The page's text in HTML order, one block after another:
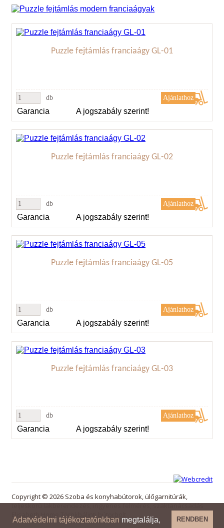
Puzzle fejtámlás franciaágy GL-01
db
Garancia A jogszabály szerint!
Puzzle fejtámlás franciaágy GL-02
db
Garancia A jogszabály szerint!
Puzzle fejtámlás franciaágy GL-05
db
Garancia A jogszabály szerint!
Puzzle fejtámlás franciaágy GL-03
db
Garancia A jogszabály szerint!
Copyright © 2026 Szoba és konyhabútorok, ülőgarnitúrák,
teljeskörű lakberendezés, ingyenes felmérés, szaktanácsadás
Elisabeth Home Törökbálinti bútorbolt
RENDBEN
Adatvédelmi tájékoztatónkban megtalálja,